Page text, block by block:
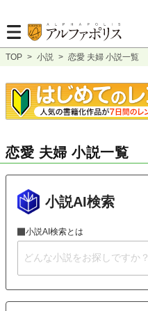
TOP > 小説 > 恋愛 夫婦 小説一覧
恋愛 夫婦 小説一覧
小説AI検索
小説AI検索とは